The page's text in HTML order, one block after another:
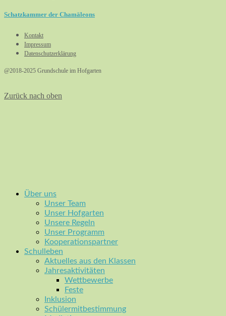
Schatzkammer der Chamäleons
Kontakt
Impressum
Datenschutzerklärung
@2018-2025 Grundschule im Hofgarten
Zurück nach oben
Über uns
Unser Team
Unser Hofgarten
Unsere Regeln
Unser Programm
Kooperationspartner
Schulleben
Aktuelles aus den Klassen
Jahresaktivitäten
Wettbewerbe
Feste
Inklusion
Schülermitbestimmung